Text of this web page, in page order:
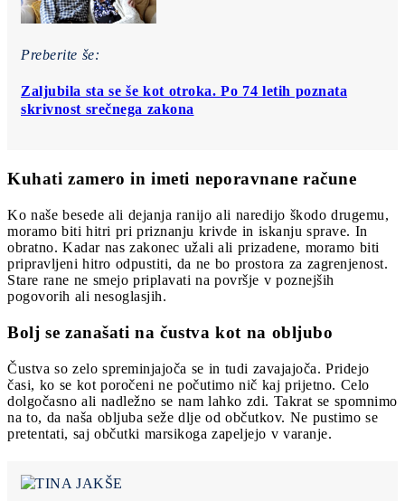
Preberite še:
Zaljubila sta se še kot otroka. Po 74 letih poznata
skrivnost srečnega zakona
Kuhati zamero in imeti neporavnane račune
Ko naše besede ali dejanja ranijo ali naredijo škodo drugemu,
moramo biti hitri pri priznanju krivde in iskanju sprave. In
obratno. Kadar nas zakonec užali ali prizadene, moramo biti
pripravljeni hitro odpustiti, da ne bo prostora za zagrenjenost.
Stare rane ne smejo priplavati na površje v poznejših
pogovorih ali nesoglasjih.
Bolj se zanašati na čustva kot na obljubo
Čustva so zelo spreminjajoča se in tudi zavajajoča. Pridejo
časi, ko se kot poročeni ne počutimo nič kaj prijetno. Celo
dolgočasno ali nadležno se nam lahko zdi. Takrat se spomnimo
na to, da naša obljuba seže dlje od občutkov. Ne pustimo se
pretentati, saj občutki marsikoga zapeljejo v varanje.